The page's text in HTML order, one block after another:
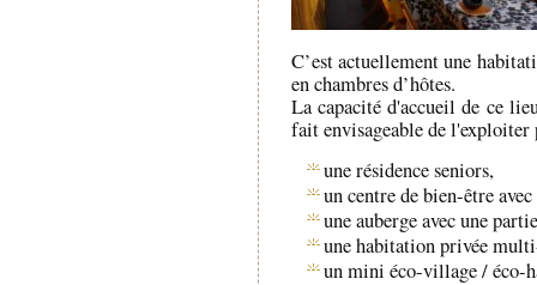
C’est actuellement une
en chambres d’hôtes.
La capacité d'accueil de ce
fait envisageable de l'exploiter
une résidence seniors,
un centre de bien-être
une auberge avec une
une habitation privée
un mini éco-village / éco-